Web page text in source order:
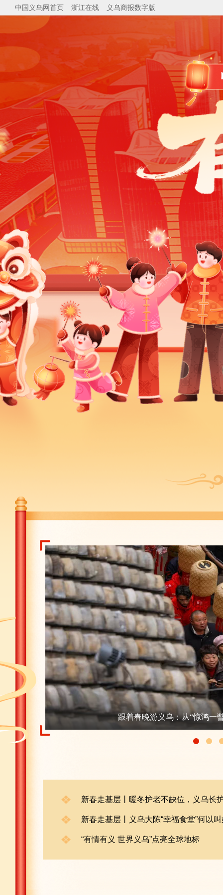
中国义乌网首页 浙江在线 义乌商报数字版
跟着春晚游义乌：从“惊鸿一
新春走基层丨义乌大陈“幸福食堂”何以
“有情有义 世界义乌”点亮全球地标